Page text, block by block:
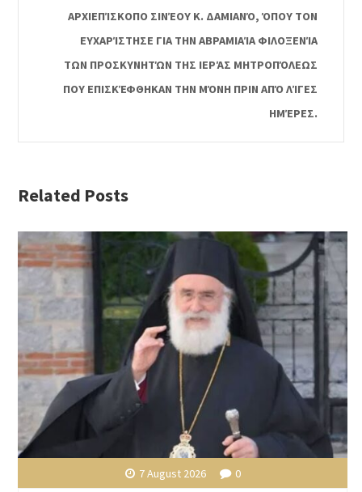
ΧΙΕΠΊΣΚΟΠΟ ΣΙΝΈΟΥ Κ. ΔΑΜΙΑΝΌ, ΌΠΟΥ ΤΟΝ ΕΥ
ΧΑΡΊΣΤΗΣΕ ΓΙΑ ΤΗΝ ΑΒΡΑΜΙΑΊΑ ΦΙΛΟΞΕΝΊΑ ΤΩ
Ν ΠΡΟΣΚΥΝΗΤΏΝ ΤΗΣ ΙΕΡΆΣ ΜΗΤΡΟΠΌΛΕΩΣ ΠΟ
Υ ΕΠΙΣΚΈΦΘΗΚΑΝ ΤΗΝ ΜΌΝΗ ΠΡΙΝ ΑΠΌ ΛΊΓΕΣ ΗΜ
ΈΡΕΣ.
Related Posts
7 August 2026 0